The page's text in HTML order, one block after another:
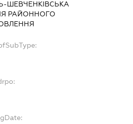
ШЕВЧЕНКІВСЬКА
РАЙОННОГО